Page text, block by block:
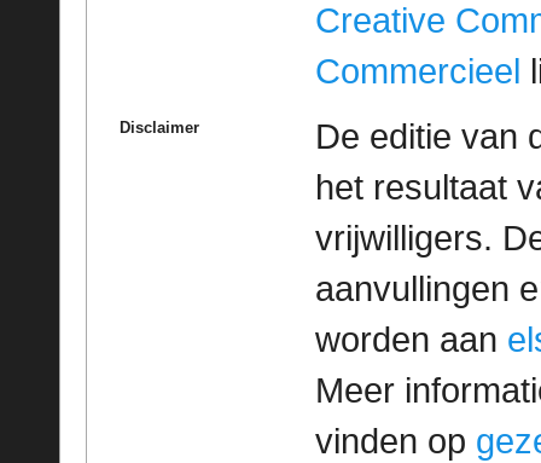
Creative
Commercieel
Disclaimer
De editie van
het resultaat
vrijwilligers.
aanvullingen
worden aan
Meer
vinden op